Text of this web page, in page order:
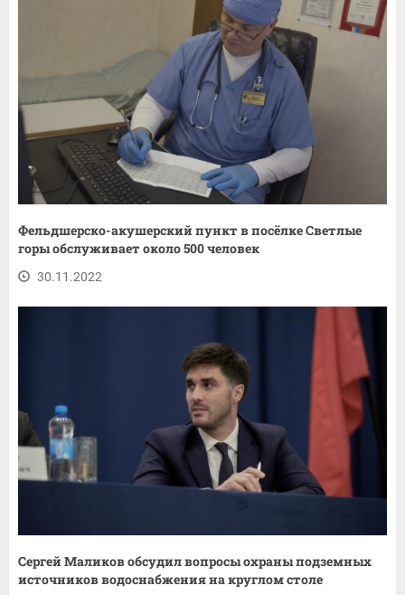
Фельдшерско-акушерский пункт в посёлке Светлые
горы обслуживает около 500 человек
30.11.2022
Сергей Маликов обсудил вопросы охраны подземных
источников водоснабжения на круглом столе